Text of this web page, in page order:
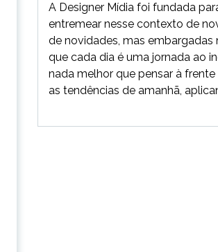
A Designer Mídia foi fundada
entremear nesse contexto de
de novidades, mas embargadas
que cada dia é uma jornada ao
nada melhor que pensar à
as tendências de amanhã,